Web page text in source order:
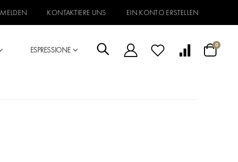
KONTAKTIERE UNS EIN KONTO ERSTELLEN
ESPRESSIONE
Warenkorb
0Artikel